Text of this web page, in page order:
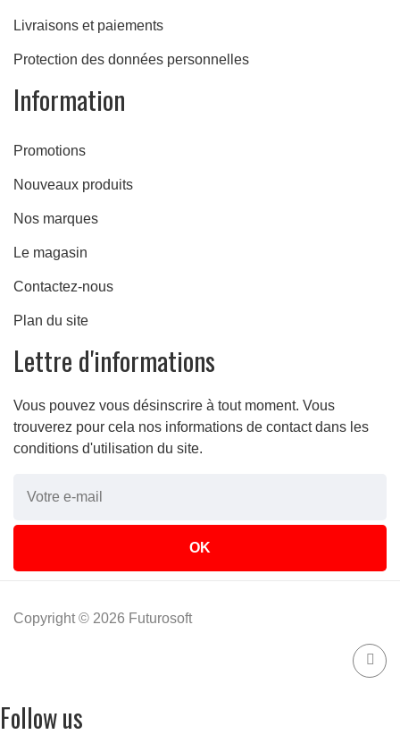
Livraisons et paiements
Protection des données personnelles
Information
Promotions
Nouveaux produits
Nos marques
Le magasin
Contactez-nous
Plan du site
Lettre d'informations
Vous pouvez vous désinscrire à tout moment. Vous
trouverez pour cela nos informations de contact dans les
conditions d'utilisation du site.
Copyright © 2026 Futurosoft
Follow us